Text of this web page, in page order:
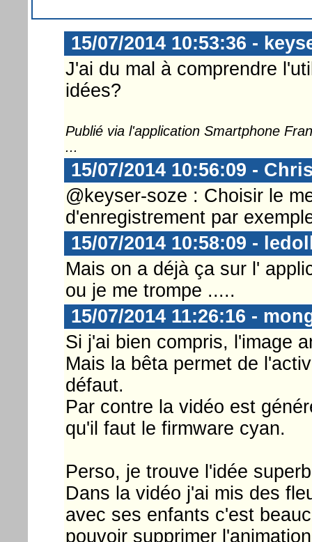
15/07/2014 10:53:36 -
J'ai du mal à comprendre
idées?
Publié via l'application Smartphone
...
15/07/2014 10:56:09 -
@keyser-soze : Choisir le
d'enregistrement par
15/07/2014 10:58:09 -
Mais on a déjà ça sur l'
ou je me trompe .....
15/07/2014 11:26:16 -
Si j'ai bien compris, l'image
Mais la bêta permet de
défaut.
Par contre la vidéo est
qu'il faut le firmware cyan.
Perso, je trouve l'idée
Dans la vidéo j'ai mis des
avec ses enfants c'est
pouvoir supprimer